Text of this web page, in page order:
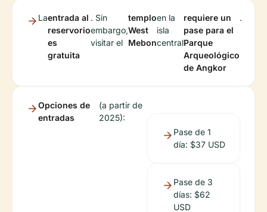
Laentrada al
reservorio
es
gratuita
. Sin
embargo,
visitar el
templo
West
Mebon
en la
isla
central
requiere un
pase para el
Parque
Arqueológico
de Angkor
.
Opciones de
entradas
(a partir de
2025):
Pase de 1
día: $37 USD
Pase de 3
días: $62
USD